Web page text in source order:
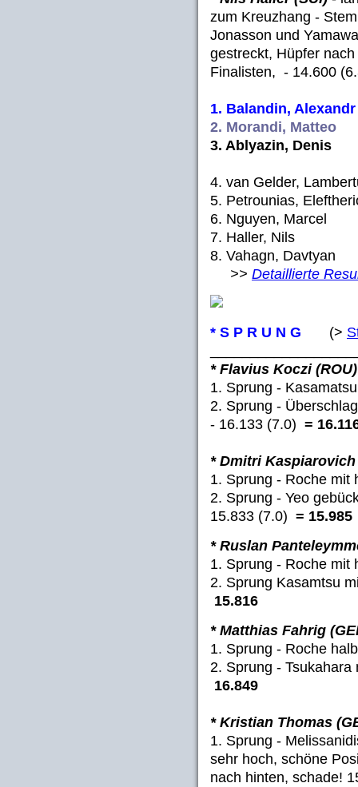
zum Kreuzhang -
Jonasson und
gestreckt, Hüpfer
Finalisten, - 14.600
1. Balandin, Alexandr
2. Morandi, Matteo
3. Ablyazin, Denis
4. van Gelder,
5. Petrounias,
6. Nguyen,
7. Haller, Nils
8. Vahagn,
>> Detaillierte
* S P R U N G (>
* Flavius Koczi (ROU)
1. Sprung -
2. Sprung -
- 16.133 (7.0) =
* Dmitri Kaspiarovich
1. Sprung - Roche mit
2. Sprung - Yeo
15.833 (7.0) = 15.985
* Ruslan
1. Sprung - Roche mit
2. Sprung Kasamtsu
15.816
* Matthias Fahrig
1. Sprung - Roche
2. Sprung -
16.849
* Kristian Thomas
1. Sprung -
sehr hoch, schöne
nach hinten, schade!